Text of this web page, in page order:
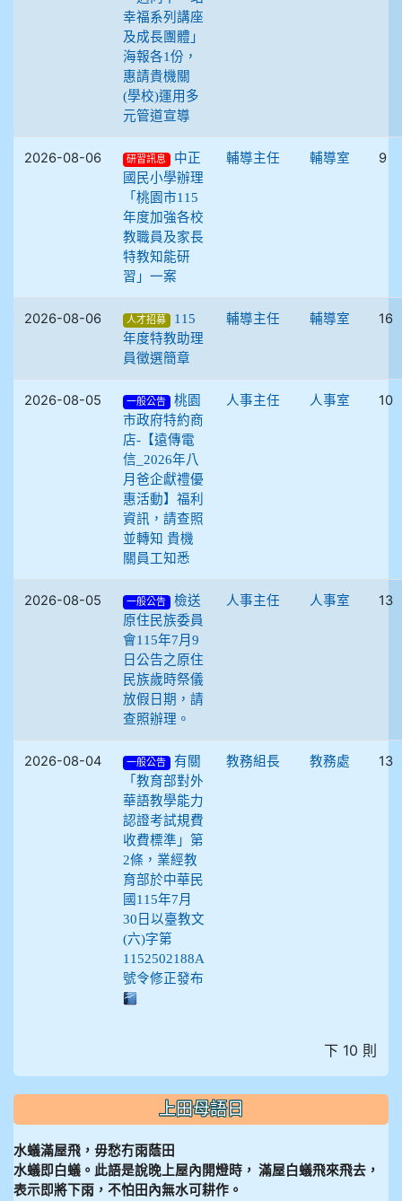
幸福系列講座
及成長團體」
海報各1份，
惠請貴機關
(學校)運用多
元管道宣導
2026-08-06 研習訊息
中正
國民小學辦理
「桃園市115
年度加強各校
教職員及家長
特教知能研
習」一案
輔導主任 輔導室 9
2026-08-06 人才招募
115
年度特教助理
員徵選簡章
輔導主任 輔導室 16
2026-08-05 一般公告
桃園
市政府特約商
店-【遠傳電
信_2026年八
月爸企獻禮優
惠活動】福利
資訊，請查照
並轉知 貴機
關員工知悉
人事主任 人事室 10
2026-08-05 一般公告
檢送
原住民族委員
會115年7月9
日公告之原住
民族歲時祭儀
放假日期，請
查照辦理。
人事主任 人事室 13
2026-08-04 一般公告
有關
「教育部對外
華語教學能力
認證考試規費
收費標準」第
2條，業經教
育部於中華民
國115年7月
30日以臺教文
(六)字第
1152502188A
號令修正發布
教務組長 教務處 13
下 10 則
上田母語日
水蟻滿屋飛，毋愁冇雨蔭田
水蟻即白蟻。此語是說晚上屋內開燈時， 滿屋白蟻飛來飛去，
表示即將下雨，不怕田內無水可耕作。